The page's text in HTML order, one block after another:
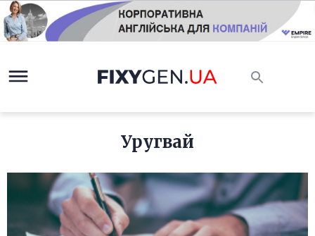
Уругвай